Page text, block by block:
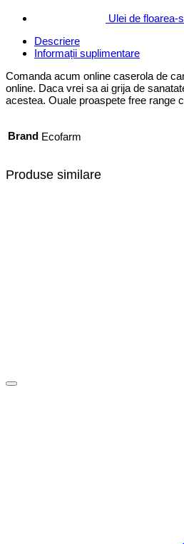
Ulei de floarea-
Descriere
Informații suplimentare
Comanda acum online caserola de
online. Daca vrei sa ai grija de
acestea. Ouale proaspete free range
Brand Ecofarm
Produse similare